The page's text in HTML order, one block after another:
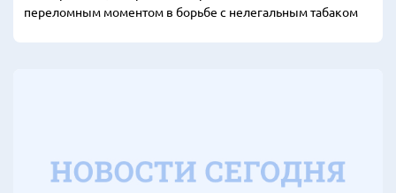
переломным моментом в борьбе с нелегальным табаком